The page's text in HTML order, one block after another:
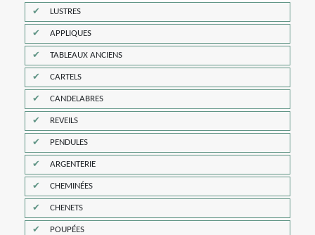
LUSTRES
APPLIQUES
TABLEAUX ANCIENS
CARTELS
CANDELABRES
REVEILS
PENDULES
ARGENTERIE
CHEMINÉES
CHENETS
POUPÉES